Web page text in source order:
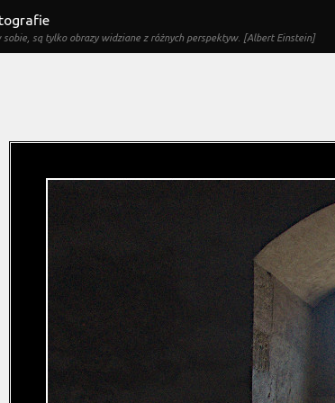
są tylko obrazy widziane z różnych perspektyw. [Albert Einstein]